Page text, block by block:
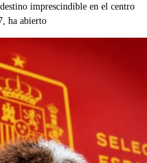
imprescindible en el centro
ha abierto